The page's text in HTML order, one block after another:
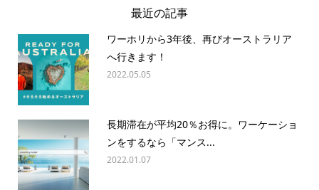
最近の記事
ワーホリから3年後、再びオーストラリア
へ行きます！
2022.05.05
長期滞在が平均20％お得に。ワーケーショ
ンをするなら「マンス...
2022.01.07